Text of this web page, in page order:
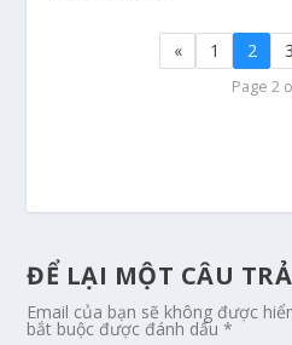
« 1 2 3
Page 2
ĐỂ LẠI MỘT CÂU
Email của bạn sẽ không được
bắt buộc được đánh dấu*